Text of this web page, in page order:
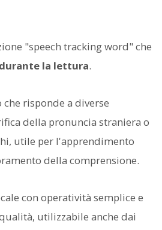
"speech tracking word" che
la lettura.
risponde a diverse
della pronuncia straniera o
utile per l'apprendimento
della comprensione.
con operatività semplice e
utilizzabile anche dai